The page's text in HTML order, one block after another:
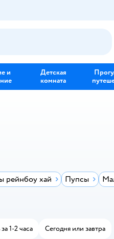
и
Детская
комната
рейнбоу хай Пупсы
1-2 часа Сегодня или завтра